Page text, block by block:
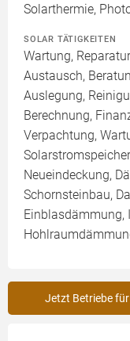
Solarthermie,
SOLAR TÄTIGKEITEN
Wartung,
Austausch,
Auslegung,
Berechnung,
Verpachtung,
Neueindeckung,
Schornsteinbau,
Einblasdämmung,
Jetzt Betriebe